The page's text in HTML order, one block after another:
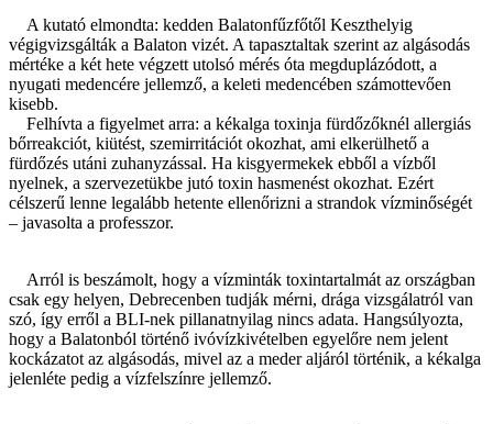
A kutató elmondta: kedden Balatonfűzfőtől Keszthelyig
végigvizsgálták a Balaton vizét. A tapasztaltak szerint az algásodás
mértéke a két hete végzett utolsó mérés óta megduplázódott, a
nyugati medencére jellemző, a keleti medencében számottevően
kisebb.
Felhívta a figyelmet arra: a kékalga toxinja fürdőzőknél allergiás
bőrreakciót, kiütést, szemirritációt okozhat, ami elkerülhető a
fürdőzés utáni zuhanyzással. Ha kisgyermekek ebből a vízből
nyelnek, a szervezetükbe jutó toxin hasmenést okozhat. Ezért
célszerű lenne legalább hetente ellenőrizni a strandok vízminőségét
– javasolta a professzor.
Arról is beszámolt, hogy a vízminták toxintartalmát az országban
csak egy helyen, Debrecenben tudják mérni, drága vizsgálatról van
szó, így erről a BLI-nek pillanatnyilag nincs adata. Hangsúlyozta,
hogy a Balatonból történő ivóvízkivételben egyelőre nem jelent
kockázatot az algásodás, mivel az a meder aljáról történik, a kékalga
jelenléte pedig a vízfelszínre jellemző.